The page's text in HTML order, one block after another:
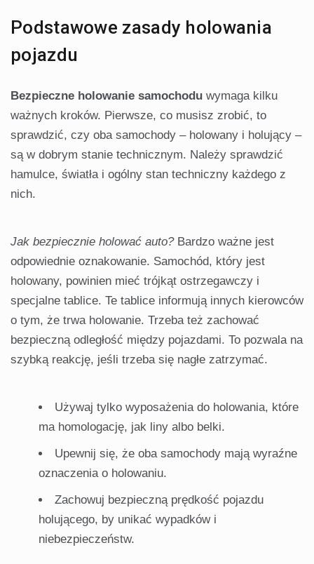
Podstawowe zasady holowania
pojazdu
Bezpieczne holowanie samochodu wymaga kilku
ważnych kroków. Pierwsze, co musisz zrobić, to
sprawdzić, czy oba samochody – holowany i holujący –
są w dobrym stanie technicznym. Należy sprawdzić
hamulce, światła i ogólny stan techniczny każdego z
nich.
Jak bezpiecznie holować auto?Bardzo ważne jest
odpowiednie oznakowanie. Samochód, który jest
holowany, powinien mieć trójkąt ostrzegawczy i
specjalne tablice. Te tablice informują innych kierowców
o tym, że trwa holowanie. Trzeba też zachować
bezpieczną odległość między pojazdami. To pozwala na
szybką reakcję, jeśli trzeba się nagłe zatrzymać.
Używaj tylko wyposażenia do holowania, które
ma homologację, jak liny albo belki.
Upewnij się, że oba samochody mają wyraźne
oznaczenia o holowaniu.
Zachowuj bezpieczną prędkość pojazdu
holującego, by unikać wypadków i
niebezpieczeństw.